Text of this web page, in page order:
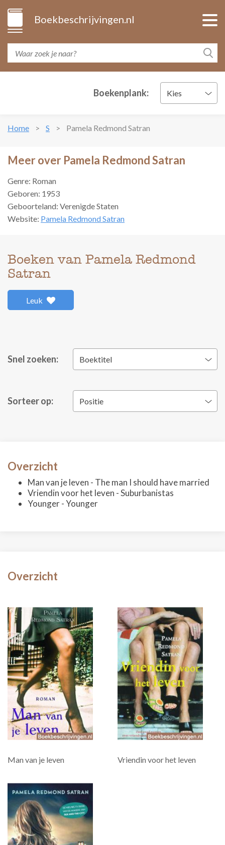
Boekbeschrijvingen.nl
Boekenplank: Kies
Home S Pamela Redmond Satran
Meer over Pamela Redmond Satran
Genre: Roman
Geboren: 1953
Geboorteland: Verenigde Staten
Website: Pamela Redmond Satran
Boeken van Pamela Redmond
Satran
Leuk
Snel zoeken: Boektitel
Sorteer op: Positie
Overzicht
Man van je leven - The man I should have married
Vriendin voor het leven - Suburbanistas
Younger - Younger
Overzicht
Man van je leven Vriendin voor het leven